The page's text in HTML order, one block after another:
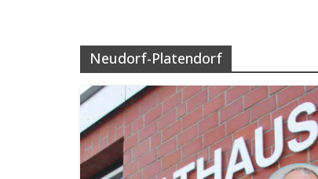
Neudorf-Platendorf